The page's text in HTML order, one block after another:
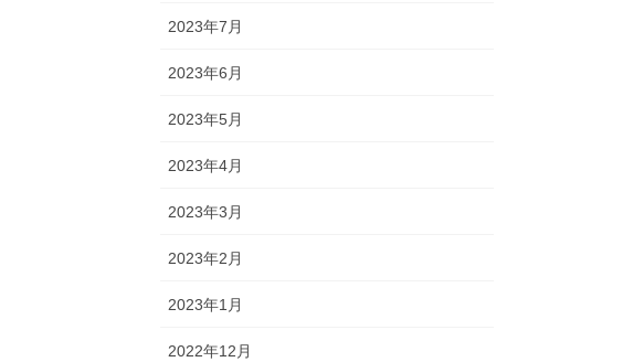
2023年7月
2023年6月
2023年5月
2023年4月
2023年3月
2023年2月
2023年1月
2022年12月